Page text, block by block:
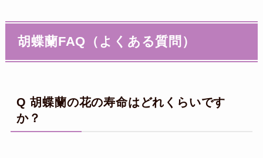
胡蝶蘭FAQ（よくある質問）
Q 胡蝶蘭の花の寿命はどれくらいです
か？